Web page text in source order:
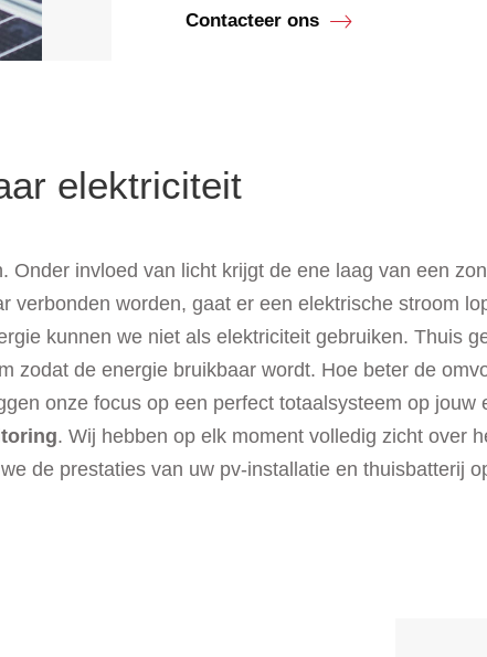
Contacteer ons
elektriciteit
invloed van licht krijgt de ene laag van een
worden, gaat er een elektrische stroom
kunnen we niet als elektriciteit gebruiken. Thuis
zodat de energie bruikbaar wordt. Hoe beter de
onze focus op een perfect totaalsysteem op jouw
. Wij hebben op elk moment volledig zicht over
de prestaties van uw pv-installatie en thuisbatterij